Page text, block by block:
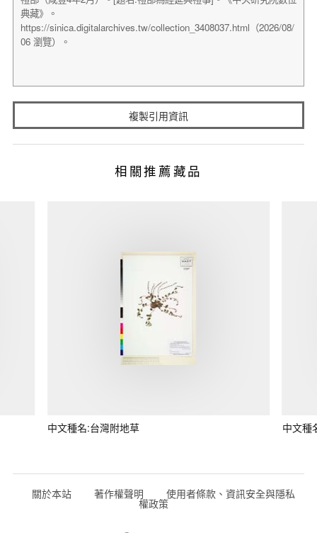
複製引用資訊
相關推薦藏品
中文種名:台灣附地草 中文種
關於本站 著作權聲明 使用者條款、資訊安全與隱私
權政策